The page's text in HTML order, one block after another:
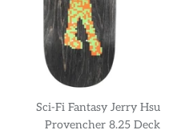
Sci-Fi Fantasy Jerry Hsu
Provencher 8.25 Deck